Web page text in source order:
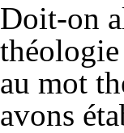
Doit-on
théologie
au mot
avons